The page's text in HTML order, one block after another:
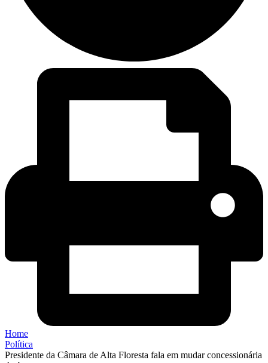
Home
Política
Presidente da Câmara de Alta Floresta fala em mudar concessionária